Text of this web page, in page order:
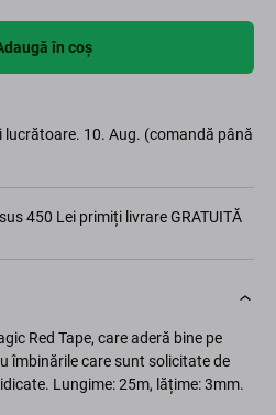
în coș
lucrătoare. 10. Aug. (comandă până
450 Lei primiți livrare GRATUITĂ
Red Tape, care aderă bine pe
îmbinările care sunt solicitate de
Lungime: 25m, lățime: 3mm.